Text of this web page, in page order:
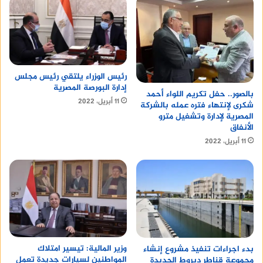
بالصور.. حفل تكريم اللواء أحمد
شكرى لإنتهاء فتره عمله بالشركة
المصرية لإدارة وتشغيل مترو
الأنفاق
11 أبريل، 2022
رئيس الوزراء يلتقي رئيس مجلس
إدارة البورصة المصرية
11 أبريل، 2022
بدء اجراءات تنفيذ مشروع إنشاء
وزير المالية: تيسير امتلاك
المواطنين لسيارات جديدة تعمل